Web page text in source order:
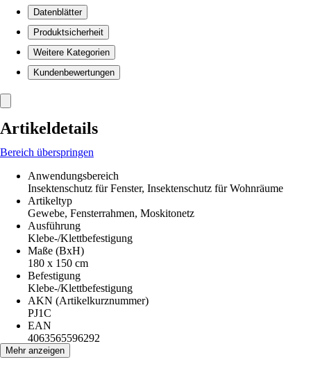
Datenblätter
Produktsicherheit
Weitere Kategorien
Kundenbewertungen
Artikeldetails
Bereich überspringen
Anwendungsbereich
Insektenschutz für Fenster, Insektenschutz für Wohnräume
Artikeltyp
Gewebe, Fensterrahmen, Moskitonetz
Ausführung
Klebe-/Klettbefestigung
Maße (BxH)
180 x 150 cm
Befestigung
Klebe-/Klettbefestigung
AKN (Artikelkurznummer)
PJ1C
EAN
4063565596292
Mehr anzeigen